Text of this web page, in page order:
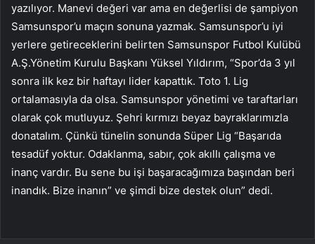
yazılıyor. Manevi değeri var ama en değerlisi de şampiyon
Samsunspor’u maçın sonuna yazmak. Samsunspor’u iyi
yerlere getireceklerini belirten Samsunspor Futbol Kulübü
A.Ş.Yönetim Kurulu Başkanı Yüksel Yıldırım, “Spor’da 3 yıl
sonra ilk kez bir haftayı lider kapattık. Toto 1. Lig
ortalamasıyla da olsa. Samsunspor yönetimi ve taraftarları
olarak çok mutluyuz. Şehri kırmızı beyaz bayraklarımızla
donatalım. Çünkü tünelin sonunda Süper Lig “Başarıda
tesadüf yoktur. Odaklanma, sabır, çok akıllı çalışma ve
inanç vardır. Bu sene bu işi başaracağımıza başından beri
inandık. Bize inanın” ve şimdi bize destek olun” dedi.